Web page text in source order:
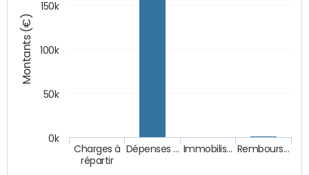
Montants (€)
Charges à
répartir
Dépenses … Immobilis… Rembours…
0k
50k
100k
150k